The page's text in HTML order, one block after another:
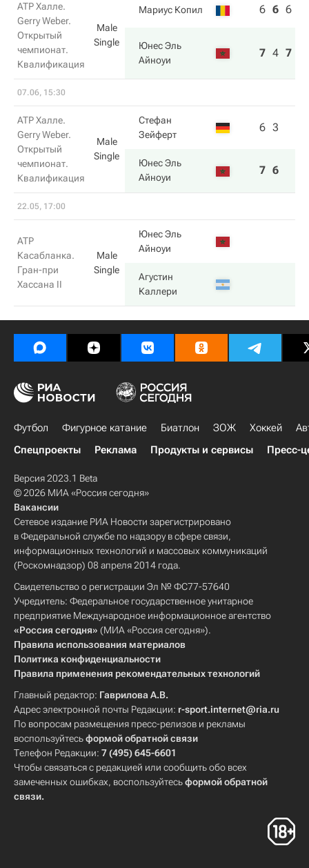
ATP Халле.
Gerry Weber.
Открытый
чемпионат.
Квалификация
Male
Single
Мариус Копил 6 6 6
Юнес Эль
Айноуи
7 4 7
07.06, 15:30
ATP Халле.
Gerry Weber.
Открытый
чемпионат.
Квалификация
Male
Single
Стефан
Зейферт
6 3
Юнес Эль
Айноуи
7 6
22.05, 17:00
ATP
Касабланка.
Гран-при
Хассана II
Male
Single
Юнес Эль
Айноуи
Агустин
Каллери
Футбол Фигурное катание Биатлон ЗОЖ Хоккей
Спецпроекты
Реклама Продукты и сервисы Пресс-
Версия 2023.1 Beta
© 2026 МИА «Россия сегодня»
Вакансии
Сетевое издание РИА Новости зарегистрировано
в Федеральной службе по надзору в сфере связи,
информационных технологий и массовых коммуникаций
(Роскомнадзор) 08 апреля 2014 года.
Свидетельство о регистрации Эл № ФС77-57640
Учредитель: Федеральное государственное унитарное
предприятие Международное информационное агентство
«Россия сегодня» (МИА «Россия сегодня»).
Правила использования материалов
Политика конфиденциальности
Правила применения рекомендательных технологий
Главный редактор: Гаврилова А.В.
Адрес электронной почты Редакции: r-sport.internet@ria.ru
По вопросам размещения пресс-релизов и рекламы
воспользуйтесьформой обратной связи
Телефон Редакции: 7 (495) 645-6601
Чтобы связаться с редакцией или сообщить обо всех
замеченных ошибках, воспользуйтесьформой обратной
связи.